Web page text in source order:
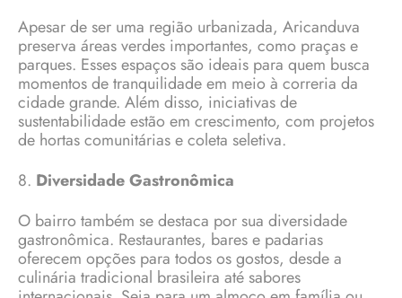
Apesar de ser uma região urbanizada, Aricanduva
preserva áreas verdes importantes, como praças e
parques. Esses espaços são ideais para quem busca
momentos de tranquilidade em meio à correria da
cidade grande. Além disso, iniciativas de
sustentabilidade estão em crescimento, com projetos
de hortas comunitárias e coleta seletiva.
8. Diversidade Gastronômica
O bairro também se destaca por sua diversidade
gastronômica. Restaurantes, bares e padarias
oferecem opções para todos os gostos, desde a
culinária tradicional brasileira até sabores